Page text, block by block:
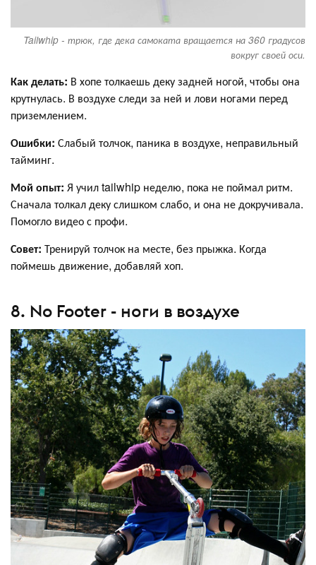
Tailwhip - трюк, где дека самоката вращается на 360 градусов
вокруг своей оси.
Как делать: В хопе толкаешь деку задней ногой, чтобы она
крутнулась. В воздухе следи за ней и лови ногами перед
приземлением.
Ошибки: Слабый толчок, паника в воздухе, неправильный
тайминг.
Мой опыт: Я учил tailwhip неделю, пока не поймал ритм.
Сначала толкал деку слишком слабо, и она не докручивала.
Помогло видео с профи.
Совет: Тренируй толчок на месте, без прыжка. Когда
поймешь движение, добавляй хоп.
8. No Footer - ноги в воздухе